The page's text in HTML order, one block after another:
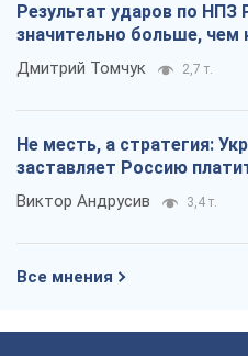
Результат ударов по НПЗ
значительно больше, чем
Дмитрий Томчук 2,7 т.
Не месть, а стратегия:
заставляет Россию
Виктор Андрусив 3,4 т.
Все мнения